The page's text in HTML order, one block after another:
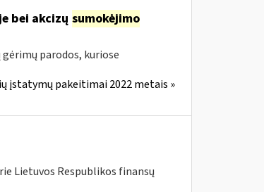
bei akcizų sumokėjimo
parodos, kuriose
įstatymų pakeitimai 2022 metais »
Lietuvos Respublikos finansų